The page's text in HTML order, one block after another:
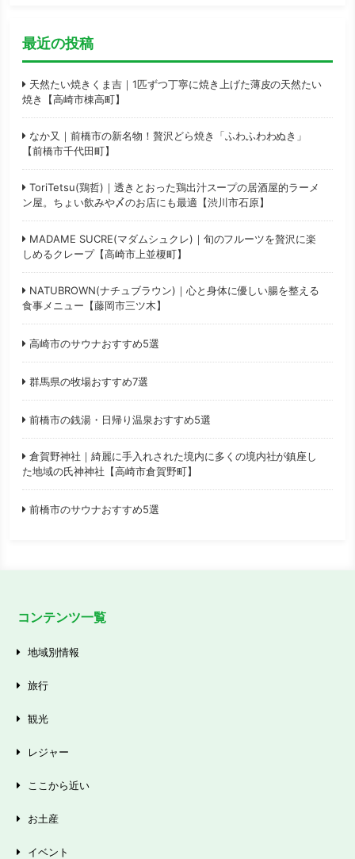
最近の投稿
天然たい焼きくま吉｜1匹ずつ丁寧に焼き上げた薄皮の天然たい
焼き【高崎市棟高町】
なか又｜前橋市の新名物！贅沢どら焼き「ふわふわわぬき」
【前橋市千代田町】
ToriTetsu(鶏哲)｜透きとおった鶏出汁スープの居酒屋的ラーメ
ン屋。ちょい飲みや〆のお店にも最適【渋川市石原】
MADAME SUCRE(マダムシュクレ)｜旬のフルーツを贅沢に楽
しめるクレープ【高崎市上並榎町】
NATUBROWN(ナチュブラウン)｜心と身体に優しい腸を整える
食事メニュー【藤岡市三ツ木】
高崎市のサウナおすすめ5選
群馬県の牧場おすすめ7選
前橋市の銭湯・日帰り温泉おすすめ5選
倉賀野神社｜綺麗に手入れされた境内に多くの境内社が鎮座し
た地域の氏神神社【高崎市倉賀野町】
前橋市のサウナおすすめ5選
コンテンツ一覧
地域別情報
旅行
観光
レジャー
ここから近い
お土産
イベント